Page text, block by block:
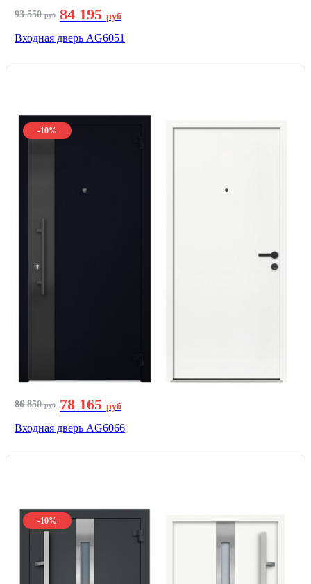
93 550руб 84 195 руб
Входная дверь AG6051
-10%
86 850руб 78 165 руб
Входная дверь AG6066
-10%